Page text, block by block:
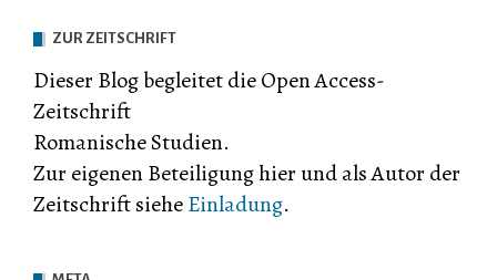
ZUR ZEITSCHRIFT
Dieser Blog begleitet die Open Access-
Zeitschrift
Romanische Studien.
Zur eigenen Beteiligung hier und als Autor der
Zeitschrift sieheEinladung.